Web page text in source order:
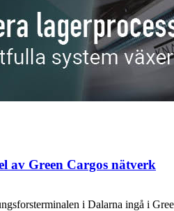
av Green Cargos nätverk
i Dalarna ingå i